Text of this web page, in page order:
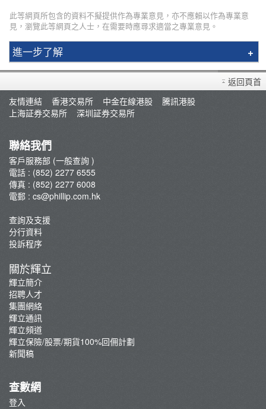
此等網頁所包含的資料不擬提供作為專業意見，亦不應賴以作為專業意
見，瀏覽此等網頁之人士，在需要時應尋求適當之專業意見。
進一步了解
輝立簡介
分行資料
招聘人才
輝立保險/股票/期貨100%回佣計劃
新聞稿
返回頁首
友情連結
香港交易所 中金在線港股
騰訊港股
上海証券交易所
深圳証券交易所
聯絡我們
客戶服務部 (一般查詢 )
電話 : (852) 2277 6555
傳真 : (852) 2277 6008
電郵 : cs@phillip.com.hk
查詢及支援
分行資料
投訴程序
關於輝立
輝立簡介
招聘人才
集團網絡
輝立通訊
輝立頻道
輝立保險/股票/期貨100%回佣計劃
新聞稿
查數網
登入